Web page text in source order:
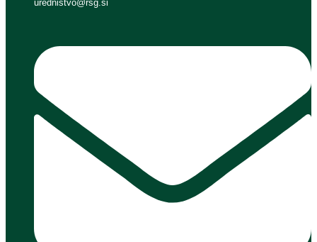
urednistvo@rsg.si